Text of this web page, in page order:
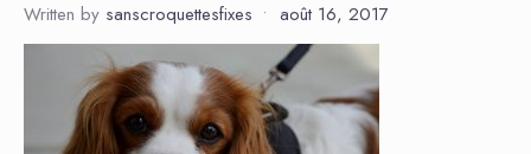
Written by sanscroquettesfixes • août 16, 2017